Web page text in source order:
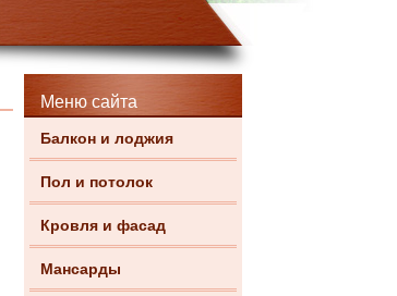
Меню сайта
Балкон и лоджия
Пол и потолок
Кровля и фасад
Мансарды